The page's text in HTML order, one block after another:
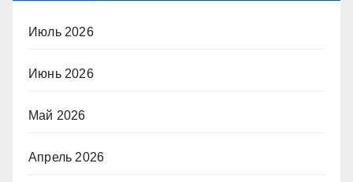
Июль 2026
Июнь 2026
Май 2026
Апрель 2026